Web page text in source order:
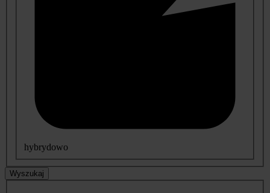
hybrydowo
Wyszukaj